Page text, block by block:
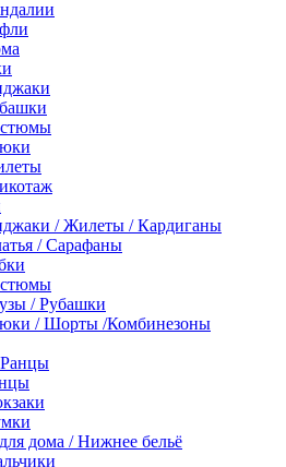
/ Жилеты / Кардиганы
/ Сарафаны
/ Рубашки
/ Шорты /Комбинезоны
дома / Нижнее бельё